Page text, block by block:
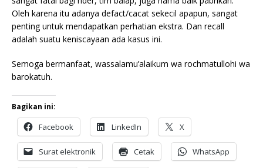
Oleh karena itu adanya defact/cacat sekecil apapun, sangat
penting untuk mendapatkan perhatian ekstra. Dan recall
adalah suatu keniscayaan ada kasus ini.
Semoga bermanfaat, wassalamu’alaikum wa rochmatullohi wa
barokatuh.
Bagikan ini:
Facebook LinkedIn X
Surat elektronik Cetak WhatsApp